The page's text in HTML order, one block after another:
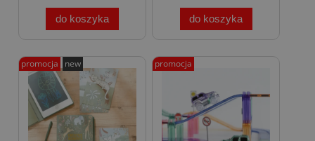
do koszyka do koszyka
promocja new promocja